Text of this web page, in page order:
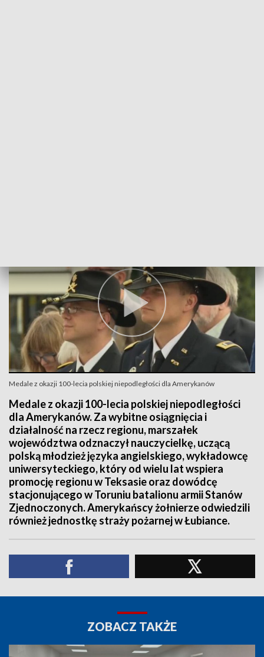
Medale z okazji 100-lecia polskiej niepodległości dla Amerykanów
Medale z okazji 100-lecia polskiej niepodległości
dla Amerykanów. Za wybitne osiągnięcia i
działalność na rzecz regionu, marszałek
województwa odznaczył nauczycielkę, uczącą
polską młodzież języka angielskiego, wykładowcę
uniwersyteckiego, który od wielu lat wspiera
promocję regionu w Teksasie oraz dowódcę
stacjonującego w Toruniu batalionu armii Stanów
Zjednoczonych. Amerykańscy żołnierze odwiedzili
również jednostkę straży pożarnej w Łubiance.
ZOBACZ TAKŻE